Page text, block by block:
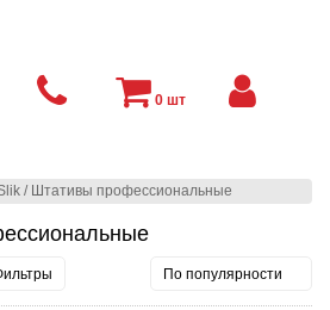
/ Штативы профессиональные
По популярности
0 шт